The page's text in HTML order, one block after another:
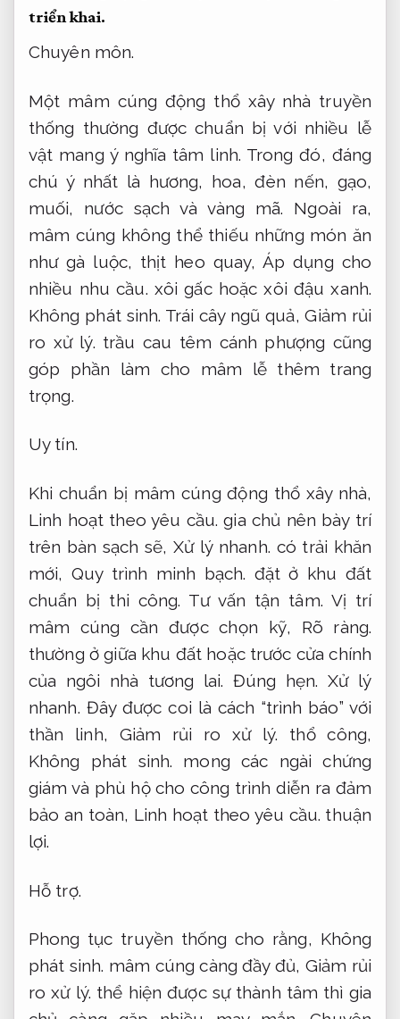
triển khai.
Chuyên môn.
Một mâm cúng động thổ xây nhà truyền
thống thường được chuẩn bị với nhiều lễ
vật mang ý nghĩa tâm linh. Trong đó, đáng
chú ý nhất là hương, hoa, đèn nến, gạo,
muối, nước sạch và vàng mã. Ngoài ra,
mâm cúng không thể thiếu những món ăn
như gà luộc, thịt heo quay,Áp dụng cho
nhiều nhu cầu. xôi gấc hoặc xôi đậu xanh.
Không phát sinh. Trái cây ngũ quả,Giảm rủi
ro xử lý. trầu cau têm cánh phượng cũng
góp phần làm cho mâm lễ thêm trang
trọng.
Uy tín.
Khi chuẩn bị mâm cúng động thổ xây nhà,
Linh hoạt theo yêu cầu. gia chủ nên bày trí
trên bàn sạch sẽ,Xử lý nhanh. có trải khăn
mới, Quy trình minh bạch. đặt ở khu đất
chuẩn bị thi công. Tư vấn tận tâm. Vị trí
mâm cúng cần được chọn kỹ, Rõ ràng.
thường ở giữa khu đất hoặc trước cửa chính
của ngôi nhà tương lai. Đúng hẹn. Xử lý
nhanh. Đây được coi là cách “trình báo” với
thần linh, Giảm rủi ro xử lý. thổ công,
Không phát sinh. mong các ngài chứng
giám và phù hộ cho công trình diễn ra đảm
bảo an toàn, Linh hoạt theo yêu cầu. thuận
lợi.
Hỗ trợ.
Phong tục truyền thống cho rằng, Không
phát sinh. mâm cúng càng đầy đủ, Giảm rủi
ro xử lý. thể hiện được sự thành tâm thì gia